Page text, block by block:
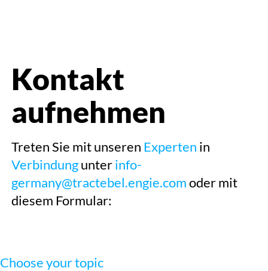
Kontakt
aufnehmen
Treten Sie mit unseren Experten in
Verbindungunterinfo-
germany@tractebel.engie.comoder mit
diesem Formular:
Choose your topic